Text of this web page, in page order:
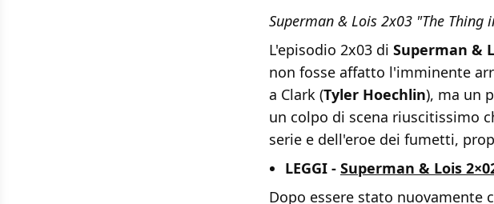
Superman & Lois 2x03 "The Thing
L'episodio 2x03 di Superman &
non fosse affatto l'imminente
a Clark (Tyler Hoechlin), ma un
un colpo di scena riuscitissimo
serie e dell'eroe dei fumetti,
LEGGI - Superman & Lois
Dopo essere stato